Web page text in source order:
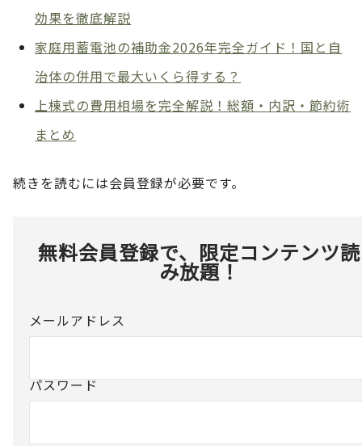
効果を徹底解説
家庭用蓄電池の補助金2026年完全ガイド！国と自
治体の併用で最大いくら得する？
上棟式の費用相場を完全解説！総額・内訳・節約術
まとめ
続きを読むには会員登録が必要です。
無料会員登録で、限定コンテンツ読
み放題！
メールアドレス
パスワード